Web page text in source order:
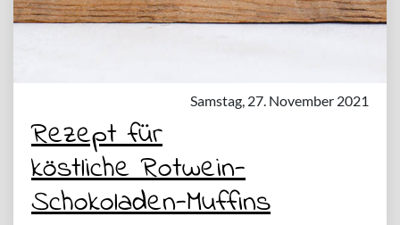
Samstag, 27. November 2021
Rezept für
köstliche Rotwein-
Schokoladen-Muffins